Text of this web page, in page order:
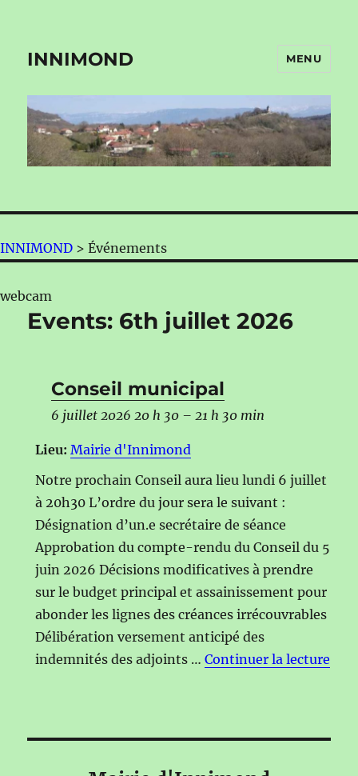
INNIMOND MENU
INNIMOND > Événements
webcam
Events: 6th juillet 2026
Conseil municipal
6 juillet 2026 20 h 30– 21 h 30 min
Lieu: Mairie d'Innimond
Notre prochain Conseil aura lieu lundi 6 juillet
à 20h30 L’ordre du jour sera le suivant :
Désignation d’un.e secrétaire de séance
Approbation du compte-rendu du Conseil du 5
juin 2026 Décisions modificatives à prendre
sur le budget principal et assainissement pour
abonder les lignes des créances irrécouvrables
Délibération versement anticipé des
indemnités des adjoints …Continuer la lecture